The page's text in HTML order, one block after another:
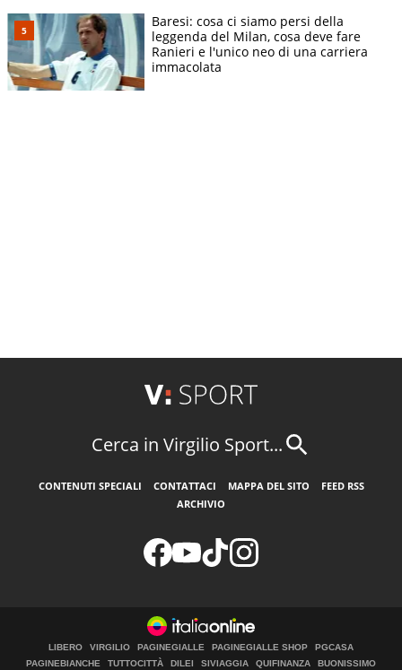
Baresi: cosa ci siamo persi della
leggenda del Milan, cosa deve fare
Ranieri e l'unico neo di una carriera
immacolata
Cerca in Virgilio Sport...
CONTENUTI SPECIALI CONTATTACI MAPPA DEL SITO
FEED RSS
ARCHIVIO
LIBERO VIRGILIO PAGINEGIALLE PAGINEGIALLE SHOP
PGCASA
PAGINEBIANCHE
TUTTOCITTÀ DILEI SIVIAGGIA QUIFINANZA BUONISSIMO